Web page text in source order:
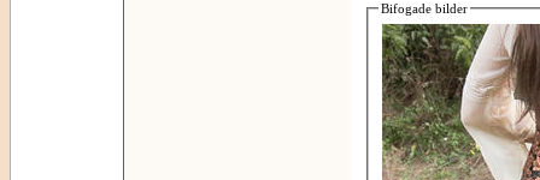
Bifogade bilder